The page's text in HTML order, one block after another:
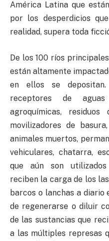
América Latina que
por los desperdicios
realidad, supera toda
De los 100 ríos
están altamente
en ellos se depositan.
receptores de
agroquímicas, residuos
movilizadores de
animales muertos,
vehiculares, chatarra,
que aún son
reciben la carga de los
barcos o lanchas a diario
de regenerarse o diluir
de las sustancias que
a las múltiples represas